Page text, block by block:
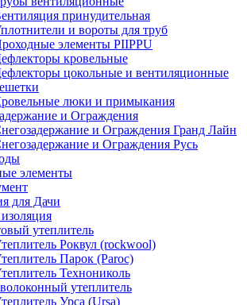
принудительная
и вороты для труб
элементы PIIPPU
кровельные
цокольные и вентиляционные
люки и примыкания
и Ограждения
и Ограждения Гранд Лайн
и Ограждения Русь
элементы
для Дачи
утеплитель
Роквул (rockwool)
Парок (Paroc)
Технониколь
утеплитель
Урса (Ursa)